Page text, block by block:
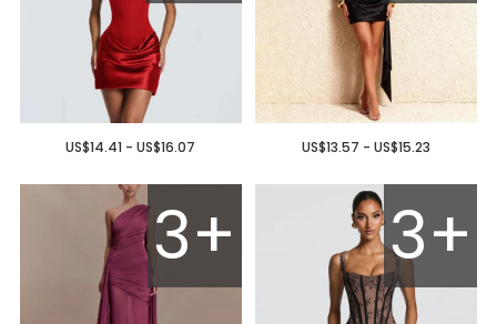
US$13.57 - US$15.23
US$14.41 - US$16.07
3+
3+